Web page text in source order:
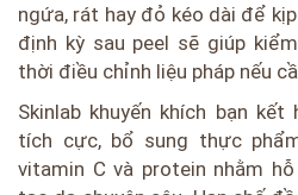
ngứa, rát hay đỏ kéo dài để
định kỳ sau peel sẽ giúp
thời điều chỉnh liệu pháp nếu
Skinlab khuyến khích bạn
tích cực, bổ sung thực
vitamin C và protein nhằm